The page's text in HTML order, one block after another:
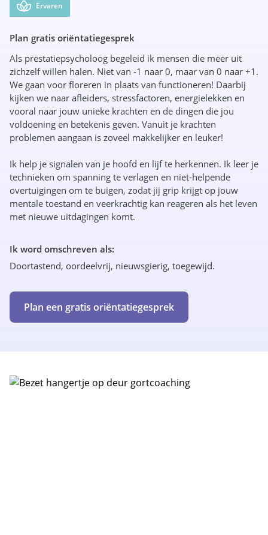
Ik word omschreven als:
Doortastend, oordeelvrij, nieuwsgierig, toegewijd.
Plan een gratis oriëntatiegesprek
Plan gratis oriëntatiegesprek
Als prestatiepsycholoog begeleid ik mensen die meer uit
zichzelf willen halen. Niet van -1 naar 0, maar van 0 naar +1.
We gaan voor floreren in plaats van functioneren! Daarbij
kijken we naar afleiders, stressfactoren, energielekken en
vooral naar jouw unieke krachten en de dingen die jou
voldoening en betekenis geven. Vanuit je krachten
problemen aangaan is zoveel makkelijker en leuker!
Ik help je signalen van je hoofd en lijf te herkennen. Ik leer je
technieken om spanning te verlagen en niet-helpende
overtuigingen om te buigen, zodat jij grip krijgt op jouw
mentale toestand en veerkrachtig kan reageren als het leven
met nieuwe uitdagingen komt.
Ervaren